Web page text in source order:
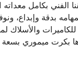
الفني بكامل معداته
بدقة وإبداع،
للكاميرات والأسلاك
بكرت ميموري بسعة